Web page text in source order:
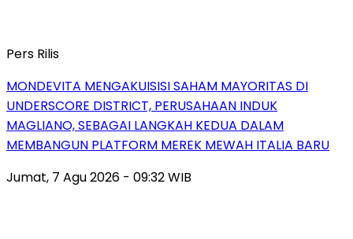
Pers Rilis
MONDEVITA MENGAKUISISI SAHAM MAYORITAS DI
UNDERSCORE DISTRICT, PERUSAHAAN INDUK
MAGLIANO, SEBAGAI LANGKAH KEDUA DALAM
MEMBANGUN PLATFORM MEREK MEWAH ITALIA BARU
Jumat, 7 Agu 2026 - 09:32 WIB